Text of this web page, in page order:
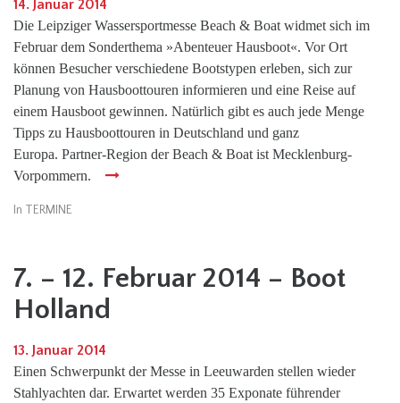
14. Januar 2014
Die Leipziger Wassersportmesse Beach & Boat widmet sich im
Februar dem Sonderthema »Abenteuer Hausboot«. Vor Ort
können Besucher verschiedene Bootstypen erleben, sich zur
Planung von Hausboottouren informieren und eine Reise auf
einem Hausboot gewinnen. Natürlich gibt es auch jede Menge
Tipps zu Hausboottouren in Deutschland und ganz
Europa. Partner-Region der Beach & Boat ist Mecklenburg-
Vorpommern.
In TERMINE
7. – 12. Februar 2014 – Boot
Holland
13. Januar 2014
Einen Schwerpunkt der Messe in Leeuwarden stellen wieder
Stahlyachten dar. Erwartet werden 35 Exponate führender